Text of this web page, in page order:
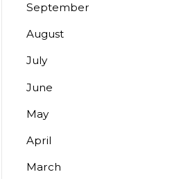
September
August
July
June
May
April
March